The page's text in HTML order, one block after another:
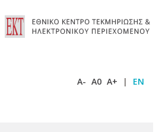
A- A0 A+ | EN